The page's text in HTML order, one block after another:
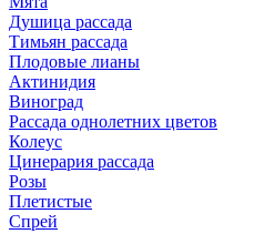
Душица рассада
Тимьян рассада
Плодовые лианы
Актинидия
Виноград
Рассада однолетних цветов
Колеус
Цинерария рассада
Розы
Плетистые
Спрей